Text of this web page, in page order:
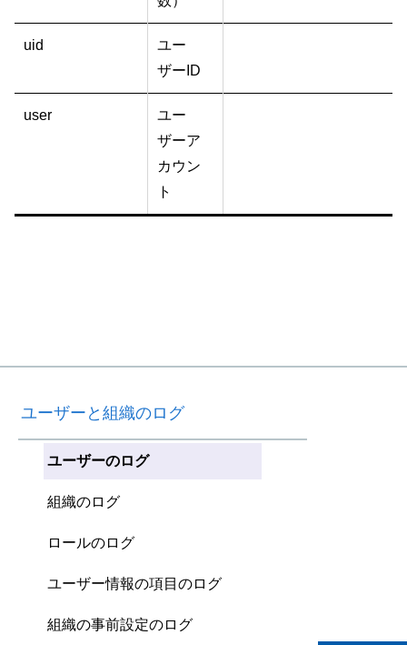
uid
ユー
ザーID
user
ユー
ザーア
カウン
ト
ユーザーと組織のログ
ユーザーのログ
組織のログ
ロールのログ
ユーザー情報の項目のログ
組織の事前設定のログ